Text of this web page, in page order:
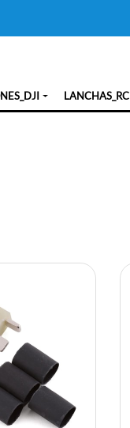
LANCHAS_RC